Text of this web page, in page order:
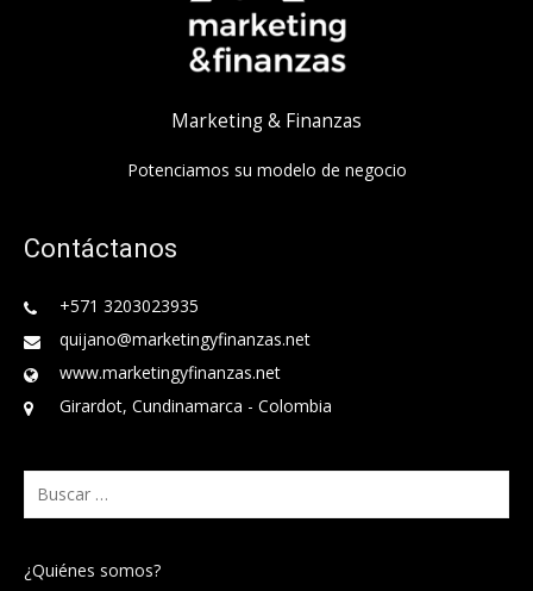
Marketing & Finanzas
Potenciamos su modelo de negocio
Contáctanos
+571 3203023935
quijano@marketingyfinanzas.net
www.marketingyfinanzas.net
Girardot, Cundinamarca - Colombia
Buscar:
¿Quiénes somos?